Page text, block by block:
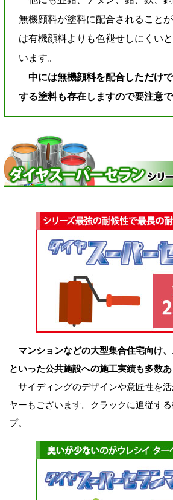
無機顔料が塗料に配合されること
は有機顔料よりも色褪せしにくい
います。
中には無機顔料を配合しただけ
する塗料も存在しますので要注意で
マンションなどの大型集合住宅向け
といった公共施設への施工実績も多数あ
サイディングのデザインや意匠性を活
ヤーもございます。クラックに追従す
プ。